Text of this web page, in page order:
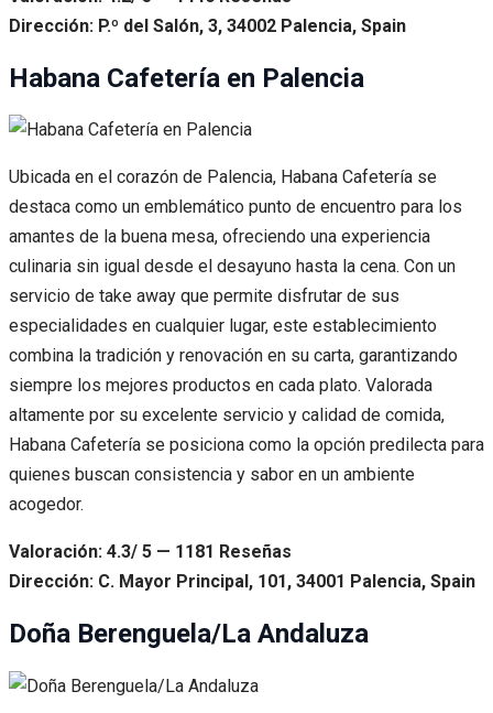
Dirección: P.º del Salón, 3, 34002 Palencia, Spain
Habana Cafetería en Palencia
Ubicada en el corazón de Palencia, Habana Cafetería se
destaca como un emblemático punto de encuentro para los
amantes de la buena mesa, ofreciendo una experiencia
culinaria sin igual desde el desayuno hasta la cena. Con un
servicio de take away que permite disfrutar de sus
especialidades en cualquier lugar, este establecimiento
combina la tradición y renovación en su carta, garantizando
siempre los mejores productos en cada plato. Valorada
altamente por su excelente servicio y calidad de comida,
Habana Cafetería se posiciona como la opción predilecta para
quienes buscan consistencia y sabor en un ambiente
acogedor.
Valoración: 4.3/ 5 — 1181 Reseñas
Dirección: C. Mayor Principal, 101, 34001 Palencia, Spain
Doña Berenguela/La Andaluza